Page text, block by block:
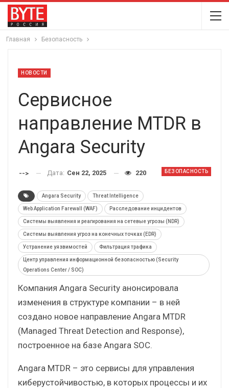
Главная Безопасность
НОВОСТИ
Сервисное
направление MTDR в
Angara Security
БЕЗОПАСНОСТЬ
--> Дата: Сен 22, 2025 220
Angara Security Threat Intelligence
Web Application Farewall (WAF) Расследование инцидентов
Системы выявления и реагирования на сетевые угрозы (NDR)
Системы выявления угроз на конечных точках (EDR)
Устранение уязвимостей Фильтрация трафика
Центр управления информационной безопасностью (Security
Operations Center / SOC)
Компания Angara Security анонсировала
изменения в структуре компании – в ней
создано новое направление Angara MTDR
(Managed Threat Detection and Response),
построенное на базе Angara SOC.
Angara MTDR – это сервисы для управления
киберустойчивостью, в которых процессы и их